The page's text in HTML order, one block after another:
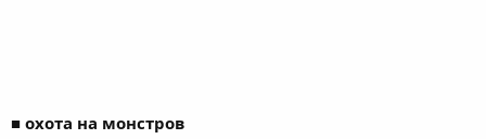
■ охота на монстров